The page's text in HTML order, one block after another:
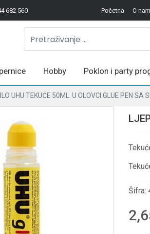
682 560 Početna O
Hobby Poklon i party
UHU TEKUĆE 50ML. U OLOVCI GLUE PEN SA
Šifra: